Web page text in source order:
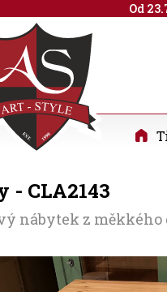
- CLA2143
nábytek z měkkého
Od